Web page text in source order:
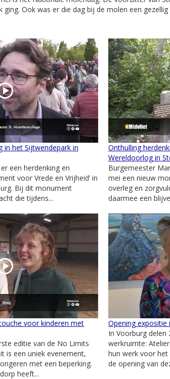
Ook was er die dag bij de molen een
in het Sijtwendepark in
een herdenking en
voor Vrede en Vrijheid’ in
Bij dit monument
die tijdens...
Onthulling
Wereldoorlog in
Burgemeester
mei een nieuw
overleg en
daarmee een
voor kinderen met
editie van de No Limits
is een uniek evenement,
met een beperking.
heeft...
Opening expositie
In Voorburg delen
werkruimte:
hun werk voor het
de opening van